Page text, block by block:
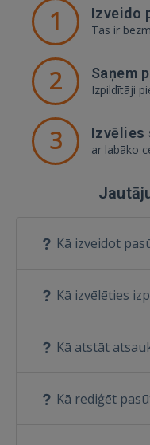
1 Izveido
Tas ir
2 Saņem
Izpildītāji
3 Izvēlies
ar labāko
Kā izveidot
Kā izvēlēties
Kā atstāt
Kā rediģēt